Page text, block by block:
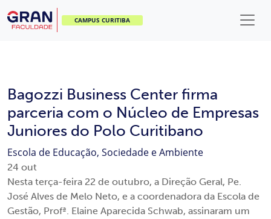
CAMPUS CURITIBA
Bagozzi Business Center firma
parceria com o Núcleo de Empresas
Juniores do Polo Curitibano
Escola de Educação, Sociedade e Ambiente
24 out
Nesta terça-feira 22 de outubro, a Direção Geral, Pe.
José Alves de Melo Neto, e a coordenadora da Escola de
Gestão, Profª. Elaine Aparecida Schwab, assinaram um